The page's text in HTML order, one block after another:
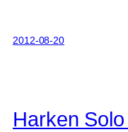
2012-08-20
Harken